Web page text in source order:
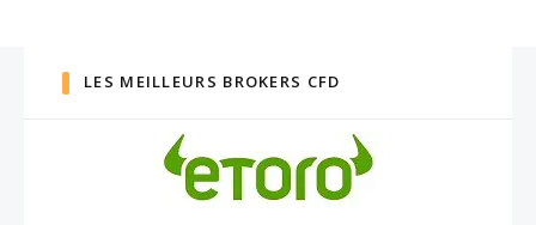
LES MEILLEURS BROKERS CFD